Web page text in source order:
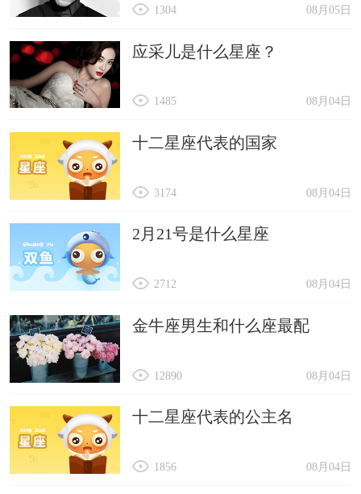
08月05日
1304
应采儿是什么星座？
08月04日
1485
十二星座代表的国家
08月04日
3174
2月21号是什么星座
08月04日
2712
金牛座男生和什么座最配
08月04日
12890
十二星座代表的公主名
08月04日
1856